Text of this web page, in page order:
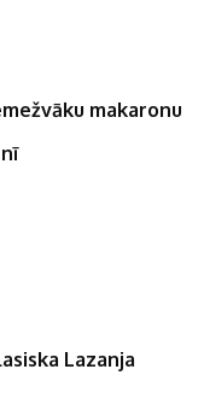
makaronu
Lazanja